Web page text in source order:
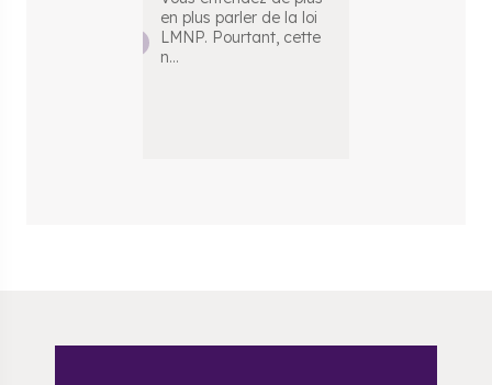
en plus parler de la loi
LMNP. Pourtant, cette
n...